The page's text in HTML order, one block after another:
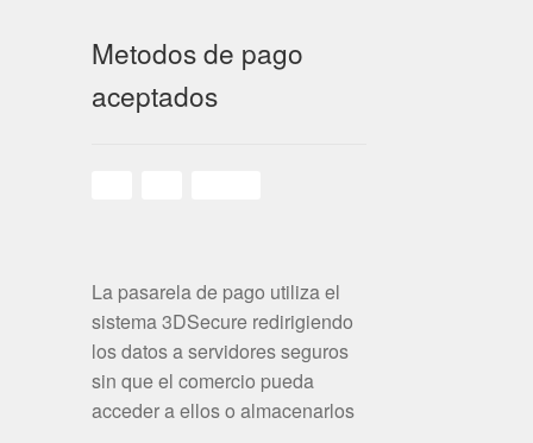
Metodos de pago
aceptados
La pasarela de pago utiliza el
sistema 3DSecure redirigiendo
los datos a servidores seguros
sin que el comercio pueda
acceder a ellos o almacenarlos